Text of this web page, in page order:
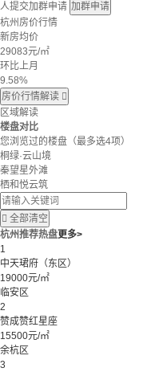
人提交加群申请 加群申请
杭州房价行情
新房均价
29083元/㎡
环比上月
9.58%
房价行情解读 
区域解读
楼盘对比
您浏览过的楼盘 （最多选4项）
桐绿·云山境
秦望星外滩
栖和悦云筑
 全部清空
杭州推荐热盘更多>
1
中天珺府（东区）
19000元/㎡
临安区
2
赞成赞红星座
15500元/㎡
余杭区
3